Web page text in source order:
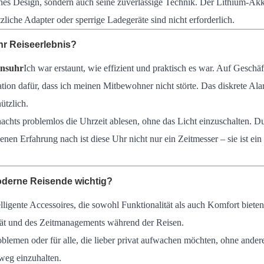
Adapter oder sperrige Ladegeräte sind nicht erforderlich.
Reiseerlebnis?
Ich war erstaunt, wie effizient und praktisch es war. Auf
dafür, dass ich meinen Mitbewohner nicht störte. Das diskrete
problemlos die Uhrzeit ablesen, ohne das Licht einzuschalten.
Erfahrung nach ist diese Uhr nicht nur ein Zeitmesser – sie ist
Reisende wichtig?
Accessoires, die sowohl Funktionalität als auch Komfort
des Zeitmanagements während der Reisen.
oder für alle, die lieber privat aufwachen möchten, ohne
einzuhalten.